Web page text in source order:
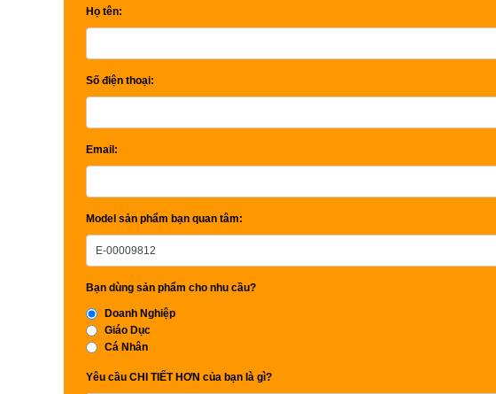
Họ tên:
Số điện thoại:
Email:
Model sản phẩm bạn quan tâm:
Bạn dùng sản phẩm cho nhu cầu?
Doanh Nghiệp
Giáo Dục
Cá Nhân
Yêu cầu CHI TIẾT HƠN của bạn là gì?